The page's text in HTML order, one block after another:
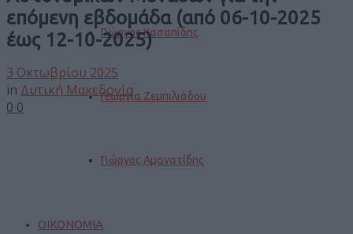
Γιώργος Κασαπίδης
Γεωργία Ζεμπιλιάδου
Γιώργος Αμανατίδης
ΟΙΚΟΝΟΜΙΑ
επόμενη εβδομάδα (από 06-10-2025
έως 12-10-2025)
3 Οκτωβρίου 2025
in Δυτική Μακεδονία
0 0